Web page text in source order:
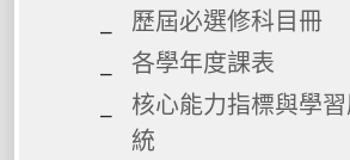
歷屆必選修科目冊
各學年度課表
核心能力指標與學
統